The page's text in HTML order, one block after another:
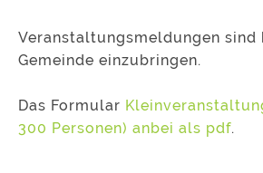
Veranstaltungsmeldungen sind
Gemeinde einzubringen.
Das Formular
300 Personen) anbei als pdf.